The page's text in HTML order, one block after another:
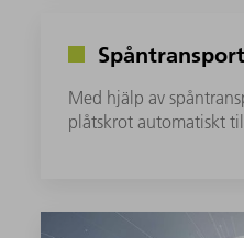
Med hjälp av
plåtskrot automatiskt